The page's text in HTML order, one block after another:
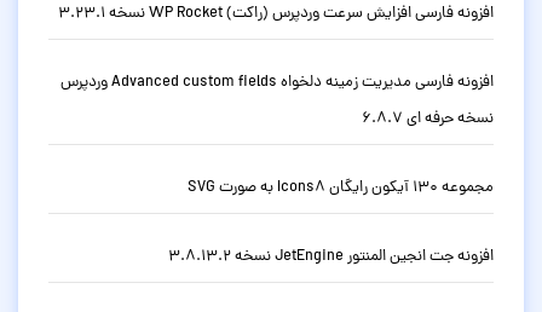
افزونه فارسی افزایش سرعت وردپرس (راکت) WP Rocket نسخه 3.23.1
افزونه فارسی مدیریت زمینه دلخواه Advanced custom fields وردپرس
نسخه حرفه ای 6.8.7
مجموعه 130 آیکون رایگان Icons8 به صورت SVG
افزونه جت انجین المنتور JetEngine نسخه 3.8.13.2